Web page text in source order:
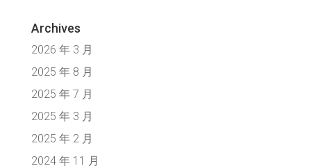
Archives
2026 年 3 月
2025 年 8 月
2025 年 7 月
2025 年 3 月
2025 年 2 月
2024 年 11 月